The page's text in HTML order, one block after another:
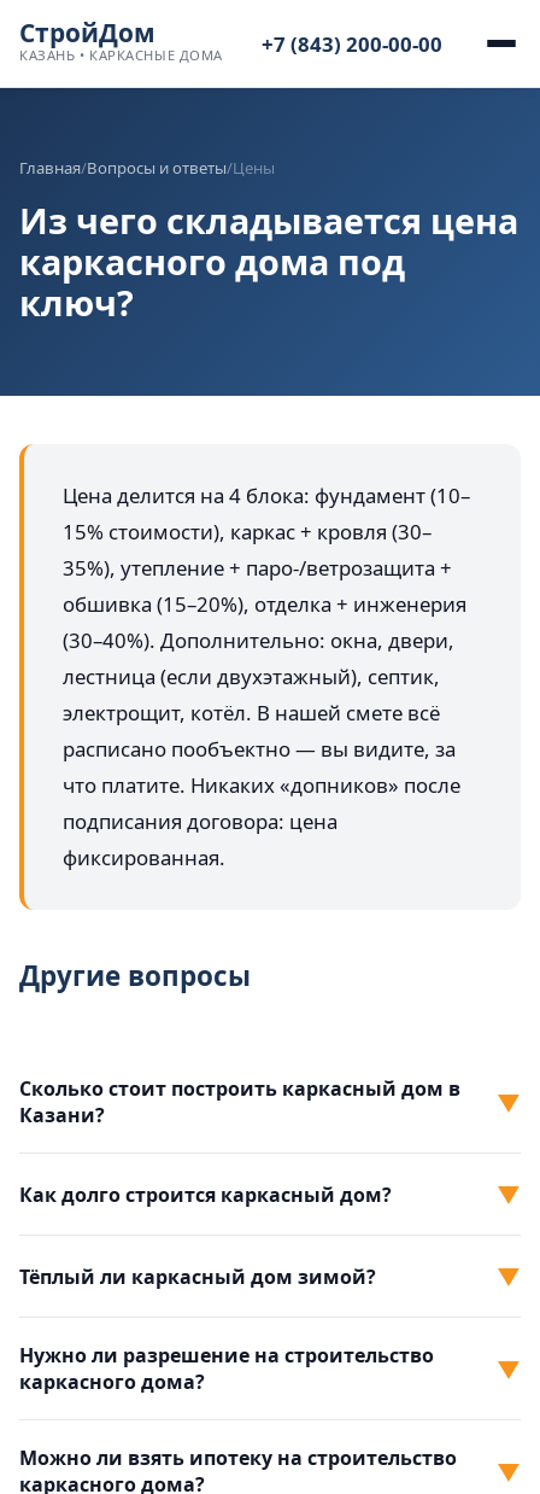
СтройДом
КАЗАНЬ • КАРКАСНЫЕ ДОМА +7 (843) 200-00-00
Главная/Вопросы и ответы/Цены
Из чего складывается цена
каркасного дома под
ключ?
Цена делится на 4 блока: фундамент (10–
15% стоимости), каркас + кровля (30–
35%), утепление + паро-/ветрозащита +
обшивка (15–20%), отделка + инженерия
(30–40%). Дополнительно: окна, двери,
лестница (если двухэтажный), септик,
электрощит, котёл. В нашей смете всё
расписано пообъектно — вы видите, за
что платите. Никаких «допников» после
подписания договора: цена
фиксированная.
Другие вопросы
Сколько стоит построить каркасный дом в
Казани?
▼
Как долго строится каркасный дом? ▼
Тёплый ли каркасный дом зимой? ▼
Нужно ли разрешение на строительство
каркасного дома?
▼
Можно ли взять ипотеку на строительство
каркасного дома?
▼